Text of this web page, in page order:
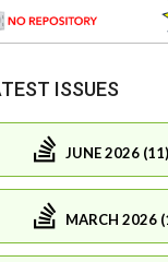
ISSUES
JUNE 2026 (11)
MARCH 2026